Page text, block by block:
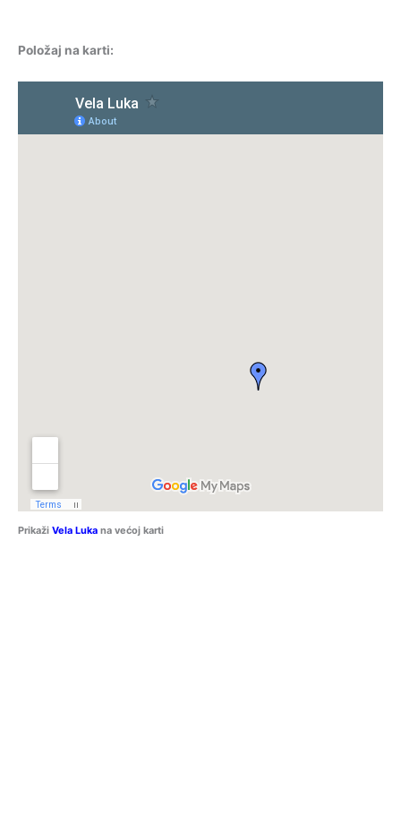
Položaj na karti:
Prikaži Vela Luka na većoj karti